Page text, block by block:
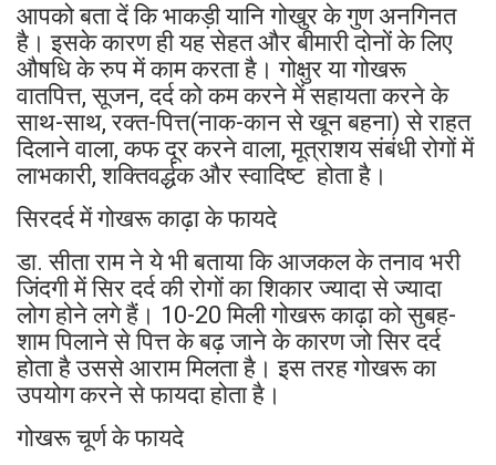
आपको बता दें कि भाकड़ी यानि गोखुर के गुण अनगिनत
है। इसके कारण ही यह सेहत और बीमारी दोनों के लिए
औषधि के रुप में काम करता है। गोक्षुर या गोखरू
वातपित्त, सूजन, दर्द को कम करने में सहायता करने के
साथ-साथ, रक्त-पित्त(नाक-कान से खून बहना) से राहत
दिलाने वाला, कफ दूर करने वाला, मूत्राशय संबंधी रोगों में
लाभकारी, शक्तिवर्द्धक और स्वादिष्ट होता है।
सिरदर्द में गोखरू काढ़ा के फायदे
डा. सीता राम ने ये भी बताया कि आजकल के तनाव भरी
जिंदगी में सिर दर्द की रोगों का शिकार ज्यादा से ज्यादा
लोग होने लगे हैं। 10-20 मिली गोखरू काढ़ा को सुबह-
शाम पिलाने से पित्त के बढ़ जाने के कारण जो सिर दर्द
होता है उससे आराम मिलता है। इस तरह गोखरू का
उपयोग करने से फायदा होता है।
गोखरू चूर्ण के फायदे